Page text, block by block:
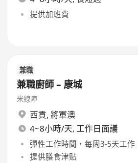
提供加班費
兼職
兼職廚師 – 康城
米線陣
西貢, 將軍澳
4~8小時/天, 工作日面議
彈性工作時間，每周3-5天工作
提供膳食津贴